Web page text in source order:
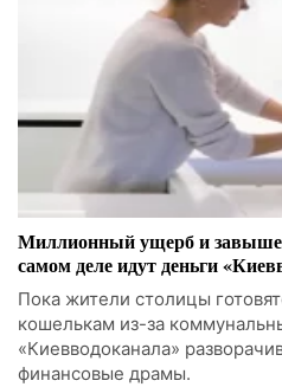
Миллионный ущерб и
самом деле идут деньги
Пока жители столицы
кошелькам из-за
«Киевводоканала»
финансовые драмы.